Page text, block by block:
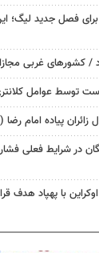
/ کشورهای غربی
عوامل کلانتری ۱۹
زائران پیاده امام
در شرایط فعلی
با پهپاد هدف